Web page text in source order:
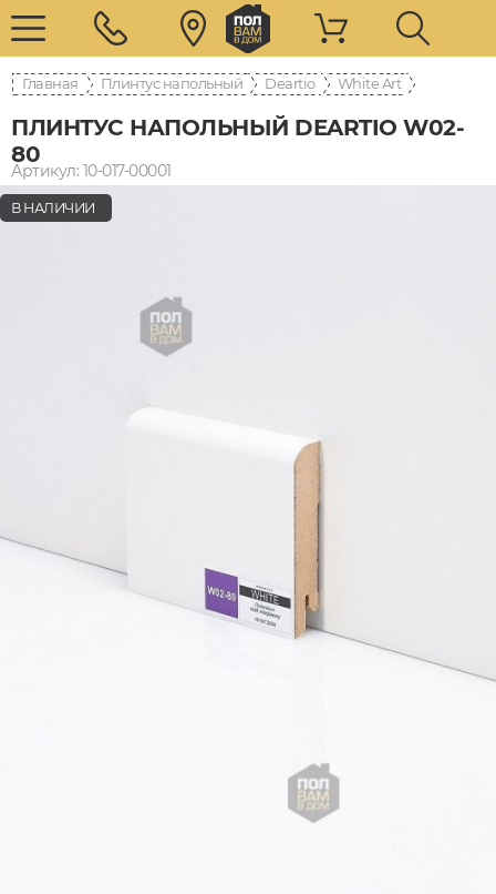
Главная Плинтус напольный Deartio White Art
ПЛИНТУС НАПОЛЬНЫЙ DEARTIO W02-
80
Артикул: 10-017-00001
В НАЛИЧИИ